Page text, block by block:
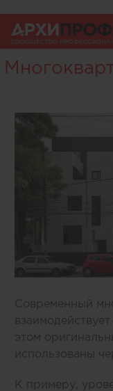
Современный
этом
использованы
К примеру,